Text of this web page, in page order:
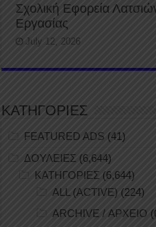
Σχολική Εφορεία
Εργασίας
July 12, 2026
ΚΑΤΗΓΟΡΙΕΣ
FEATURED ADS (41)
ΔΟΥΛΕΙΕΣ (6,644)
ΚΑΤΗΓΟΡΙΕΣ (6,644)
ALL (ACTIVE) (224)
ARCHIVE / ΑΡΧΕΙΟ